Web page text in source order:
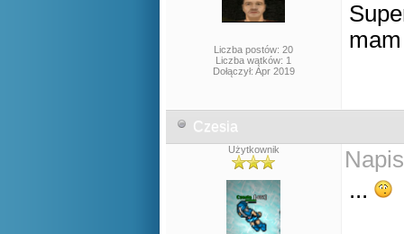
Liczba postów: 20
Liczba wątków: 1
Dołączył: Apr 2019
Czesia
Użytkownik
...